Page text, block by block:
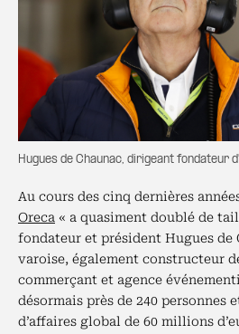
Hugues de Chaunac, dirigeant fondateur
Au cours des cinq dernières
Oreca « a quasiment doublé de
fondateur et président Hugues de
varoise, également constructeur
commerçant et agence
désormais près de 240 personnes
d’affaires global de 60 millions